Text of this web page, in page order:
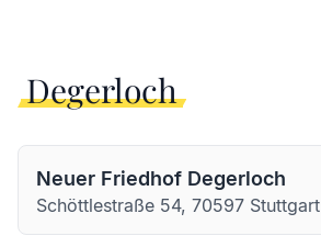
Degerloch
Neuer Friedhof Degerloch
Schöttlestraße 54, 70597 Stuttgart